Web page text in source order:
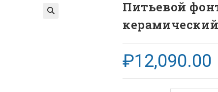
Питьевой
керамический
₽12,090.00